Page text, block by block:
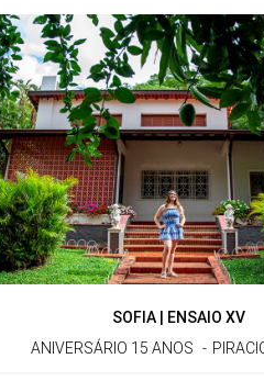
SOFIA | ENSAIO XV
ANIVERSÁRIO 15 ANOS